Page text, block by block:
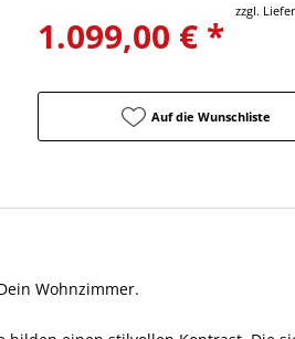
1.099,00 € *
zzgl.
Auf die Wunschliste
Wohnzimmer.